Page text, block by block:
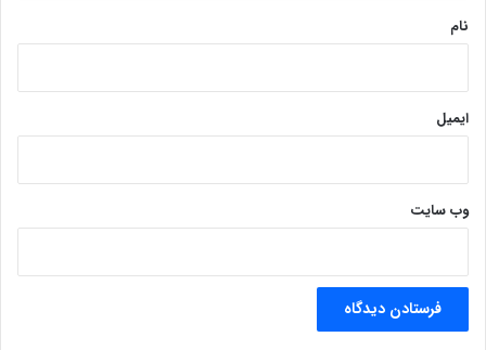
نام
ایمیل
وب‌ سایت